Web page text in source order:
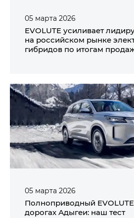
05 марта 2026
EVOLUTE усиливает
на российском рынке
гибридов по итогам
05 марта 2026
Полноприводный EVOLUTE
дорогах Адыгеи: наш тест